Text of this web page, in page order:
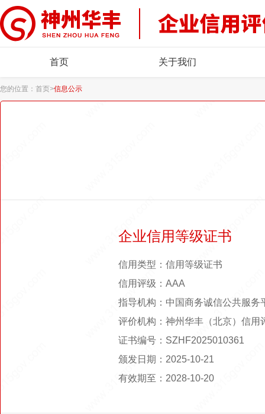
首页 关于我们
您的位置： 首页>信息公示
企业信用等级证书
信用类型：信用等级证书
信用评级：AAA
指导机构：中国商务诚信公共服务
评价机构：神州华丰（北京）信用
证书编号：SZHF2025010361
颁发日期：2025-10-21
有效期至：2028-10-20